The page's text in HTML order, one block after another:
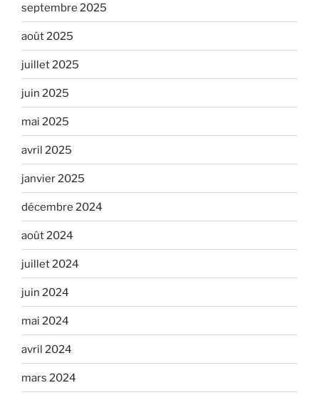
septembre 2025
août 2025
juillet 2025
juin 2025
mai 2025
avril 2025
janvier 2025
décembre 2024
août 2024
juillet 2024
juin 2024
mai 2024
avril 2024
mars 2024